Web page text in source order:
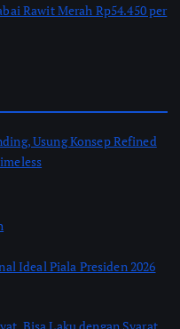
Rawit Merah Rp54.450 per
Usung Konsep Refined
Ideal Piala Presiden 2026
Bisa Laku dengan Syarat